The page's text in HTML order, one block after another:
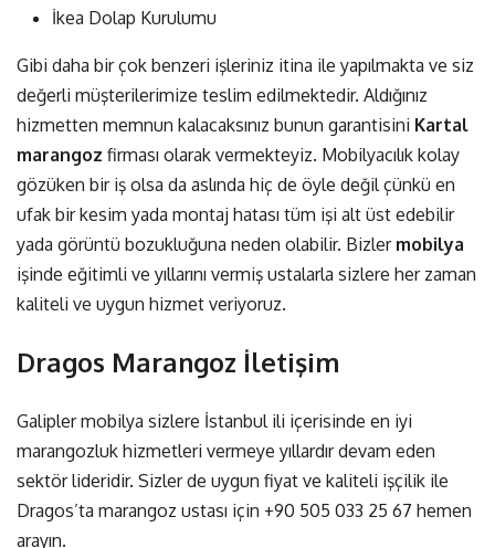
İkea Dolap Kurulumu
Gibi daha bir çok benzeri işleriniz itina ile yapılmakta ve siz
değerli müşterilerimize teslim edilmektedir. Aldığınız
hizmetten memnun kalacaksınız bunun garantisini Kartal
marangoz firması olarak vermekteyiz. Mobilyacılık kolay
gözüken bir iş olsa da aslında hiç de öyle değil çünkü en
ufak bir kesim yada montaj hatası tüm işi alt üst edebilir
yada görüntü bozukluğuna neden olabilir. Bizler mobilya
işinde eğitimli ve yıllarını vermiş ustalarla sizlere her zaman
kaliteli ve uygun hizmet veriyoruz.
Dragos Marangoz İletişim
Galipler mobilya sizlere İstanbul ili içerisinde en iyi
marangozluk hizmetleri vermeye yıllardır devam eden
sektör lideridir. Sizler de uygun fiyat ve kaliteli işçilik ile
Dragos’ta marangoz ustası için +90 505 033 25 67 hemen
arayın.